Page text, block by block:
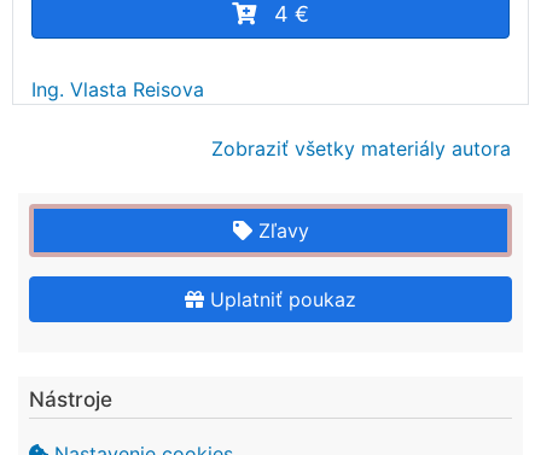
4 €
Ing. Vlasta Reisova
Zobraziť všetky materiály autora
Zľavy
Uplatniť poukaz
Nástroje